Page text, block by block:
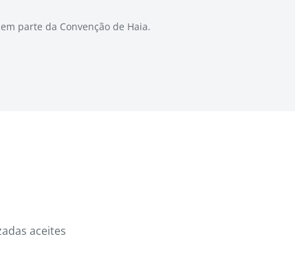
parte da Convenção de Haia.
aceites